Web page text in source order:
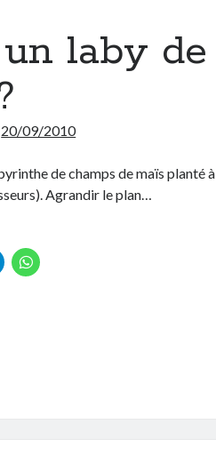
laby de
20/09/2010
de champs de maïs planté à
Agrandir le plan…